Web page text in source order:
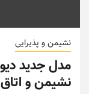
نشیمن و پذیرایی
مدل جدید
نشیمن و